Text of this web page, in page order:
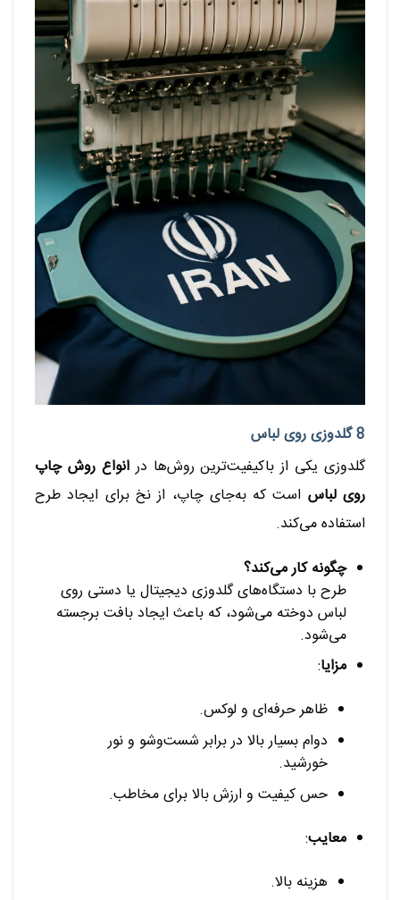
8 گلدوزی روی لباس
گلدوزی یکی از باکیفیت‌ترین روش‌ها درانواع روش چاپ
روی لباس است که به‌جای چاپ، از نخ برای ایجاد طرح
استفاده می‌کند.
چگونه کار می‌کند؟
طرح با دستگاه‌های گلدوزی دیجیتال یا دستی روی
لباس دوخته می‌شود، که باعث ایجاد بافت برجسته
می‌شود.
مزایا:
ظاهر حرفه‌ای و لوکس.
دوام بسیار بالا در برابر شست‌وشو و نور
خورشید.
حس کیفیت و ارزش بالا برای مخاطب.
معایب:
هزینه بالا.